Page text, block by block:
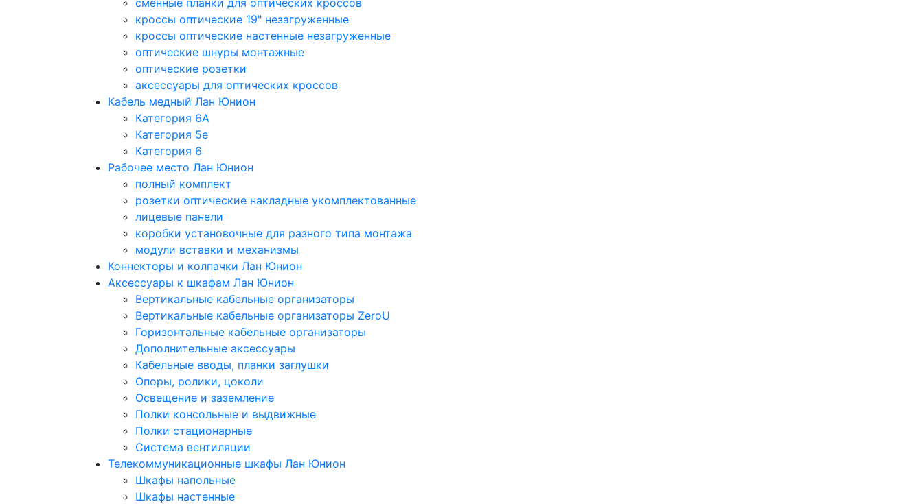
кроссы оптические 19" незагруженные
кроссы оптические настенные незагруженные
оптические шнуры монтажные
оптические розетки
аксессуары для оптических кроссов
Кабель медный Лан Юнион
Категория 6A
Категория 5e
Категория 6
Рабочее место Лан Юнион
полный комплект
розетки оптические накладные укомплектованные
лицевые панели
коробки установочные для разного типа монтажа
модули вставки и механизмы
Коннекторы и колпачки Лан Юнион
Аксессуары к шкафам Лан Юнион
Вертикальные кабельные организаторы
Вертикальные кабельные организаторы ZeroU
Горизонтальные кабельные организаторы
Дополнительные аксессуары
Кабельные вводы, планки заглушки
Опоры, ролики, цоколи
Освещение и заземление
Полки консольные и выдвижные
Полки стационарные
Система вентиляции
Телекоммуникационные шкафы Лан Юнион
Шкафы напольные
Шкафы настенные